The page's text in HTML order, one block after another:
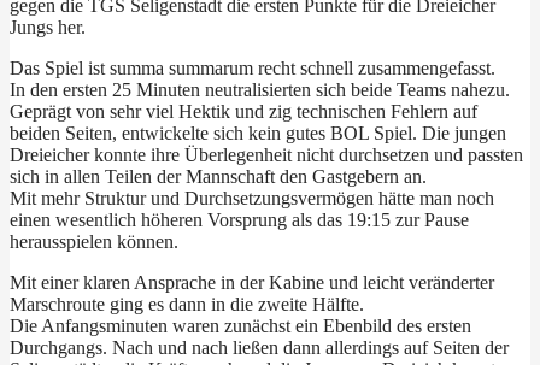
gegen die TGS Seligenstadt die ersten Punkte für die Dreieicher
Jungs her.
Das Spiel ist summa summarum recht schnell zusammengefasst.
In den ersten 25 Minuten neutralisierten sich beide Teams nahezu.
Geprägt von sehr viel Hektik und zig technischen Fehlern auf
beiden Seiten, entwickelte sich kein gutes BOL Spiel. Die jungen
Dreieicher konnte ihre Überlegenheit nicht durchsetzen und passten
sich in allen Teilen der Mannschaft den Gastgebern an.
Mit mehr Struktur und Durchsetzungsvermögen hätte man noch
einen wesentlich höheren Vorsprung als das 19:15 zur Pause
herausspielen können.
Mit einer klaren Ansprache in der Kabine und leicht veränderter
Marschroute ging es dann in die zweite Hälfte.
Die Anfangsminuten waren zunächst ein Ebenbild des ersten
Durchgangs. Nach und nach ließen dann allerdings auf Seiten der